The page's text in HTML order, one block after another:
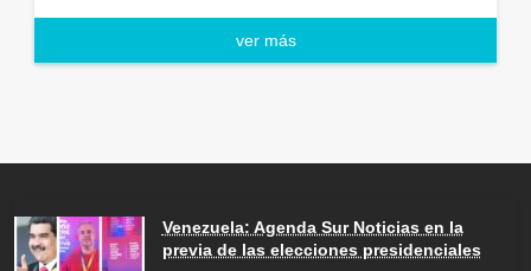
ver más
Venezuela: Agenda Sur Noticias en la
previa de las elecciones presidenciales